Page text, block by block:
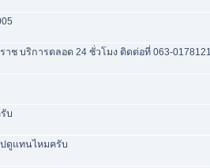
ช บริการตลอด 24 ชั่วโมง ติดต่อที่ 063-0178121
บ
ปดูแทนไหมครับ